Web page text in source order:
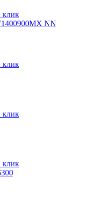
клик
NN
клик
клик
клик